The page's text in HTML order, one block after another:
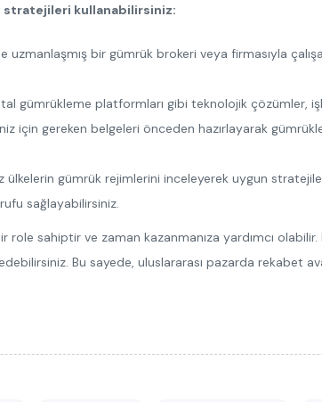
stratejileri kullanabilirsiniz:
uzmanlaşmış bir gümrük brokeri veya firmasıyla
gümrükleme platformları gibi teknolojik çözümler,
için gereken belgeleri önceden hazırlayarak
ülkelerin gümrük rejimlerini inceleyerek uygun
sağlayabilirsiniz.
role sahiptir ve zaman kazanmanıza yardımcı
Bu sayede, uluslararası pazarda rekabet